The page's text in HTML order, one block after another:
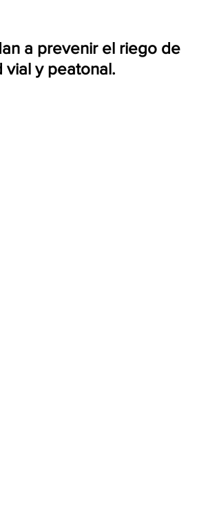
a prevenir el riego de
vial y peatonal.